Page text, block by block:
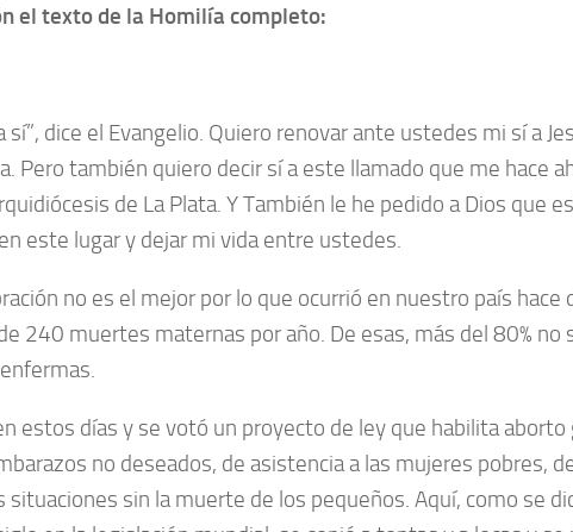
el texto de la Homilía completo:
sí”, dice el Evangelio. Quiero renovar ante ustedes mi sí a
Pero también quiero decir sí a este llamado que me hace
de La Plata. Y También le he pedido a Dios que
este lugar y dejar mi vida entre ustedes.
no es el mejor por lo que ocurrió en nuestro país
240 muertes maternas por año. De esas, más del 80%
estos días y se votó un proyecto de ley que habilita
no deseados, de asistencia a las mujeres pobres,
situaciones sin la muerte de los pequeños. Aquí, como se